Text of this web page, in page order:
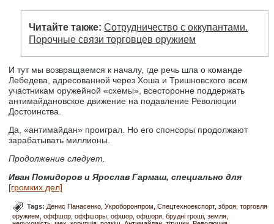
Читайте также: Сотрудничество с оккупантами.
Порочные связи торговцев оружием
И тут мы возвращаемся к началу, где речь шла о команде
Лебедева, адресованной через Хоша и Тришновского всем
участникам оружейной «схемы», всесторонне поддержать
антимайдановское движение на подавление Революции
Достоинства.
Да, «антимайдан» проиграл. Но его спонсоры продолжают
зарабатывать миллионы.
Продолжение следует.
Иван Помидоров и Ярослав Гармаш, специально для
[громких дел]
Tags: Денис Панасенко Укроборонпром Спецтехноекспорт зброя торговля
оружием
оффшор оффшоры офшор офшори брудні гроші земля